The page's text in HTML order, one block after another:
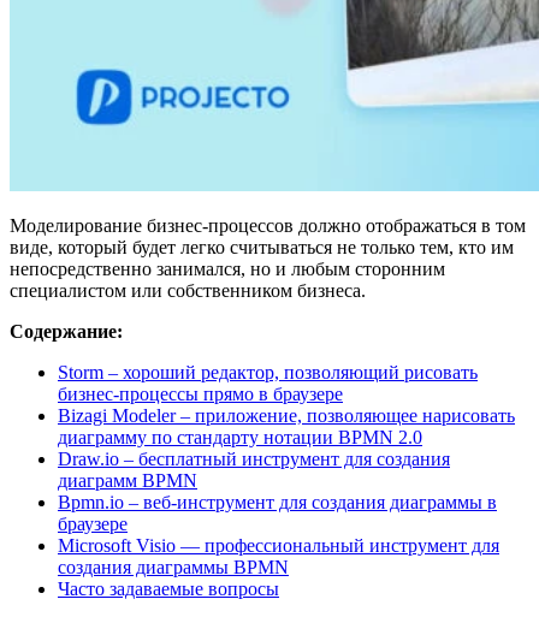
Моделирование бизнес-процессов должно отображаться в том
виде, который будет легко считываться не только тем, кто им
непосредственно занимался, но и любым сторонним
специалистом или собственником бизнеса.
Содержание:
Storm – хороший редактор, позволяющий рисовать
бизнес-процессы прямо в браузере
Bizagi Modeler – приложение, позволяющее нарисовать
диаграмму по стандарту нотации BPMN 2.0
Draw.io – бесплатный инструмент для создания
диаграмм BPMN
Bpmn.io – веб-инструмент для создания диаграммы в
браузере
Microsoft Visio — профессиональный инструмент для
создания диаграммы BPMN
Часто задаваемые вопросы